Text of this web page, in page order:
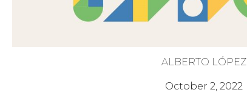
ALBERTO LÓPEZ
October 2, 2022